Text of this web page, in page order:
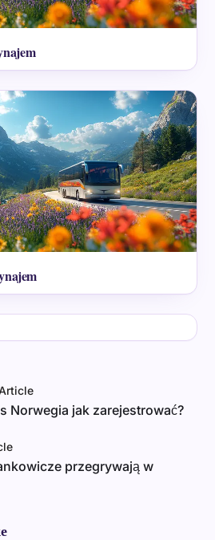
Norwegia jak zarejestrować?
przegrywają w